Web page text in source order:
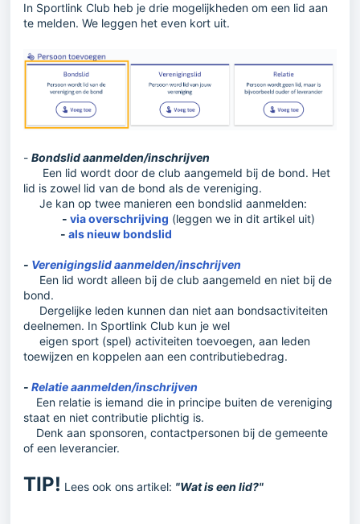
In Sportlink Club heb je drie mogelijkheden om een lid aan
te melden. We leggen het even kort uit.
- Bondslid aanmelden/inschrijven
Een lid wordt door de club aangemeld bij de bond. Het
lid is zowel lid van de bond als de vereniging.
Je kan op twee manieren een bondslid aanmelden:
- via overschrijving (leggen we in dit artikel uit)
- als nieuw bondslid
- Verenigingslid aanmelden/inschrijven
Een lid wordt alleen bij de club aangemeld en niet bij de
bond.
Dergelijke leden kunnen dan niet aan bondsactiviteiten
deelnemen. In Sportlink Club kun je wel
eigen sport (spel) activiteiten toevoegen, aan leden
toewijzen en koppelen aan een contributiebedrag.
- Relatie aanmelden/inschrijven
Een relatie is iemand die in principe buiten de vereniging
staat en niet contributie plichtig is.
Denk aan sponsoren, contactpersonen bij de gemeente
of een leverancier.
TIP! Lees ook ons artikel: "Wat is een lid?"